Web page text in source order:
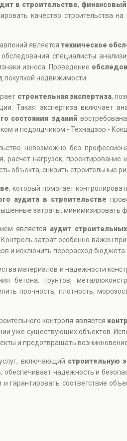
в строительстве,
качество строительства
являетсятехническое
специалисты
износа. Проведение
покупкой недвижимости.
строительная экспертиза,
Такая экспертиза включает
состояния зданий
и подрядчиком - Технадзор -
невозможно без
нагрузок,
объекта, снизить строительные
, который помогает
аудита в строительстве
затраты, минимизировать
является аудит
затрат особенно важен
и исключить перерасход бюджета.
материалов и надежности
бетона, грунтов,
прочность, плотность,
контроля является
уже существующих объектов.
и предотвращать
включающий строительную
надежность и
и гарантировать соответствие